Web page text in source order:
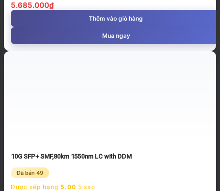
5.685.000₫
Thêm vào giỏ hàng
Mua ngay
10G SFP+ SMF,80km 1550nm LC with DDM
Đã bán 49
Được xếp hạng 5.00 5 sao